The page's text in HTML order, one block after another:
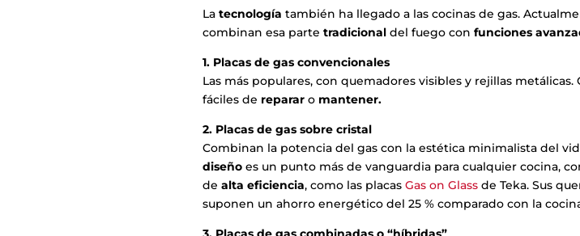
Latecnología también ha llegado a las cocinas de gas.
combinan esa partetradicional del fuego confunciones
1. Placas de gas convencionales
Las más populares, con quemadores visibles y rejillas
fáciles de reparar o mantener.
2. Placas de gas sobre cristal
Combinan la potencia del gas con la estética minimalista del
diseño es un punto más de vanguardia para cualquier cocina,
dealta eficiencia, como las placasGas on Glass de Teka. Sus
suponen un ahorro energético del 25 % comparado con la